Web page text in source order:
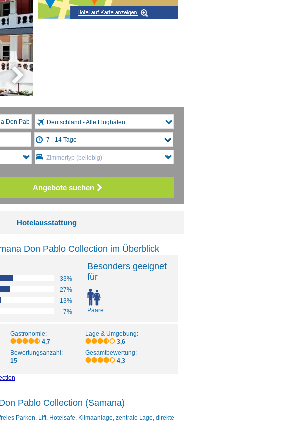
Deutschland - Alle Flughäfen
Zimmertyp (beliebig)
Angebote suchen
Hotelausstattung
Don Pablo Collection im Überblick
33%
27%
13%
7%
Besonders geeignet
für
Paare
Gastronomie:
4,7
Lage & Umgebung:
3,6
Bewertungsanzahl:
15
Gesamtbewertung:
4,3
Pablo Collection (Samana)
Parken, Lift, Hotelsafe, Klimaanlage, zentrale Lage, direkte